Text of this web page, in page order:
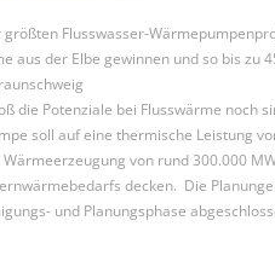
Flusswasser-
aus der Elbe gewinnen und so bis zu
die Potenziale bei Flusswärme noch
soll auf eine thermische Leistung
von rund 300.000
decken. Die
und Planungsphase